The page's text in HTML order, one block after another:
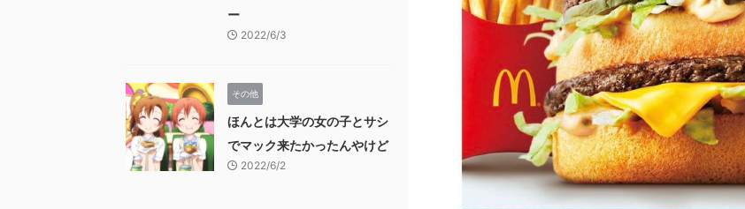
ー
2022/6/3
その他
ほんとは大学の女の子とサシ
でマック来たかったんやけど
2022/6/2